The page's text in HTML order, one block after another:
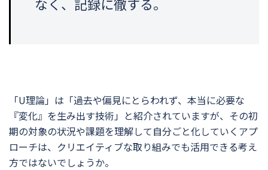
「U理論」は「過去や偏見にとらわれず、本当に必要な
『変化』を生み出す技術」と紹介されていますが、その初
期の対象の状況や課題を理解して自分ごと化していくアプ
ローチは、クリエイティブな取り組みでも活用できる考え
方ではないでしょうか。